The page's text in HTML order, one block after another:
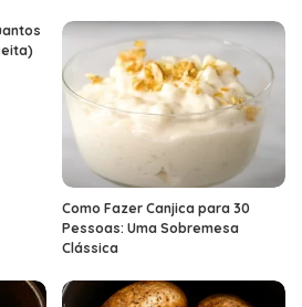
Como Fazer Canjica para 30
Pessoas: Uma Sobremesa
Clássica